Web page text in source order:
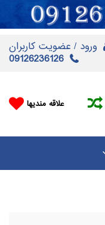
ورود / عضویت کاربران
09126236126
علاقه مندیها